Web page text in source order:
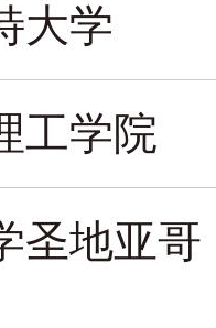
大学
工学院
圣地亚哥